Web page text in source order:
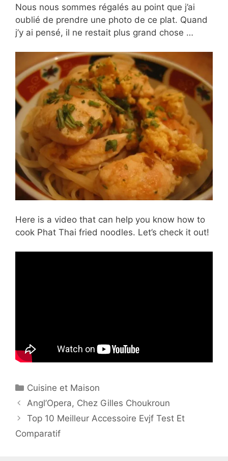
Nous nous sommes régalés au point que j’ai
oublié de prendre une photo de ce plat. Quand
j’y ai pensé, il ne restait plus grand chose …
Here is a video that can help you know how to
cook Phat Thai fried noodles. Let’s check it out!
Cuisine et Maison
Angl’Opera, Chez Gilles Choukroun
Top 10 Meilleur Accessoire Evjf Test Et
Comparatif